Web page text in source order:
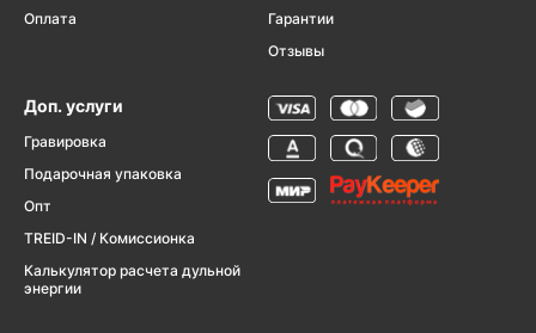
Оплата
Гарантии
Отзывы
Доп. услуги
Гравировка
Подарочная упаковка
Опт
TREID-IN / Комиссионка
Калькулятор расчета дульной
энергии